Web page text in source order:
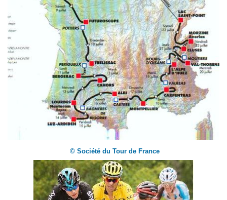
© Société du Tour de France